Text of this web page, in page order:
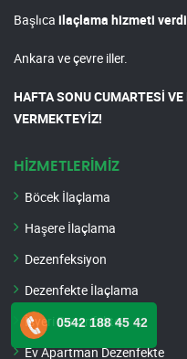
Başlıca ilaçlama hizmeti
Ankara ve çevre iller.
HAFTA SONU CUMARTESİ
VERMEKTEYİZ!
HİZMETLERİMİZ
Böcek İlaçlama
Haşere İlaçlama
Dezenfeksiyon
Dezenfekte İlaçlama
İşyeri Dezenfekte
Ev Apartman Dezenfekte
0542 188 45 42